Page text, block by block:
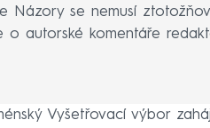
Názory se nemusí
o autorské komentáře
Vyšetřovací výbor